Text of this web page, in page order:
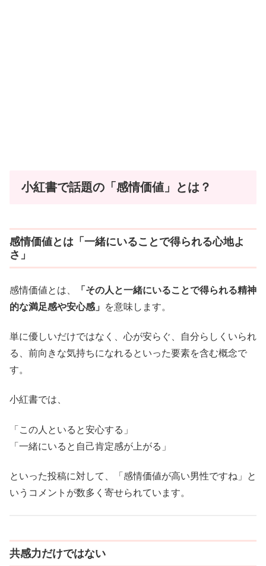
小紅書で話題の「感情価値」とは？
感情価値とは「一緒にいることで得られる心地よ
さ」
感情価値とは、
「その人と一緒にいることで得られる精神
的な満足感や安心感」
を意味します。
単に優しいだけではなく、心が安らぐ、自分らしくいられ
る、前向きな気持ちになれるといった要素を含む概念で
す。
小紅書では、
「この人といると安心する」
「一緒にいると自己肯定感が上がる」
といった投稿に対して、「感情価値が高い男性ですね」と
いうコメントが数多く寄せられています。
共感力だけではない